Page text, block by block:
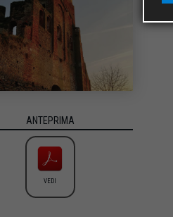
ANTEPRIMA
VEDI